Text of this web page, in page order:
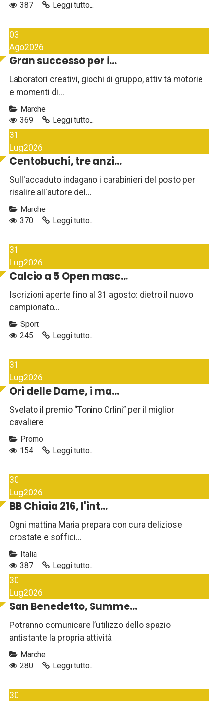
387
Leggi tutto...
03
Ago2026
Gran successo per i...
Laboratori creativi, giochi di gruppo, attività motorie
e momenti di...
Marche
369
Leggi tutto...
31
Lug2026
Centobuchi, tre anzi...
Sull'accaduto indagano i carabinieri del posto per
risalire all'autore del...
Marche
370
Leggi tutto...
31
Lug2026
Calcio a 5 Open masc...
Iscrizioni aperte fino al 31 agosto: dietro il nuovo
campionato...
Sport
245
Leggi tutto...
31
Lug2026
Ori delle Dame, i ma...
Svelato il premio “Tonino Orlini” per il miglior
cavaliere
Promo
154
Leggi tutto...
30
Lug2026
BB Chiaia 216, l'int...
Ogni mattina Maria prepara con cura deliziose
crostate e soffici...
Italia
387
Leggi tutto...
30
Lug2026
San Benedetto, Summe...
Potranno comunicare l’utilizzo dello spazio
antistante la propria attività
Marche
280
Leggi tutto...
30